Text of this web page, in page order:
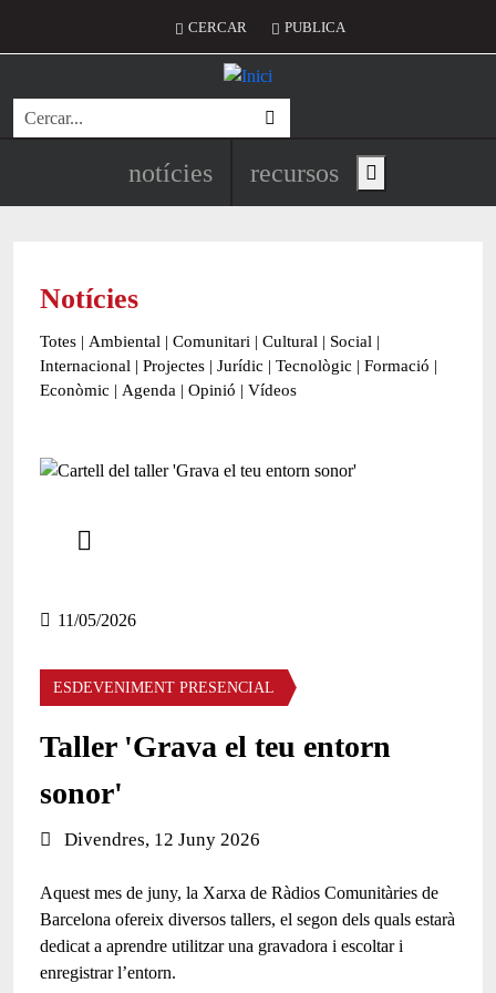
Menú del compte d'usuari
CERCAR PUBLICA
Cerca
Navegació principal de
notícies recursos Show main menu
Notícies
Totes | Ambiental | Comunitari | Cultural | Social |
Internacional | Projectes | Jurídic | Tecnològic | Formació |
Econòmic | Agenda | Opinió | Vídeos
11/05/2026
ESDEVENIMENT PRESENCIAL
Taller 'Grava el teu entorn
sonor'
Data de l'esdeveniment:
Divendres, 12 Juny 2026
Aquest mes de juny, la Xarxa de Ràdios Comunitàries de
Barcelona ofereix diversos tallers, el segon dels quals estarà
dedicat a aprendre utilitzar una gravadora i escoltar i
enregistrar l’entorn.